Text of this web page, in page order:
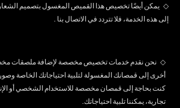
◇ يمكن أيضًا تخصيص هذا القميص المغسول بتصميم
إلى هذه الخدمة، فلا تتردد فيالاتصال بنا .
◇ نحن نقدم خدمات تخصيص مخصصة لإضافة ملصقات
أخرى إلى قمصانك المغسولة لتلبية احتياجاتك الخاصة
كنت بحاجة إلى قمصان مخصصة للاستخدام الشخصي أو
تجارية، يمكننا تلبية احتياجاتك.